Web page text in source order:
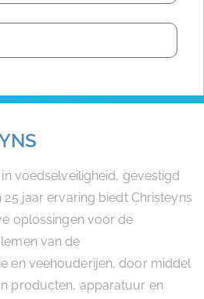
voedselveiligheid, gevestigd
25 jaar ervaring biedt Christeyns
oplossingen voor de
van de
en veehouderijen, door middel
producten, apparatuur en